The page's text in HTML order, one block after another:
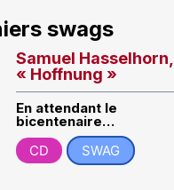
swags
Samuel Hasselhorn,
« Hoffnung »
En attendant le
bicentenaire…
CD
SWAG